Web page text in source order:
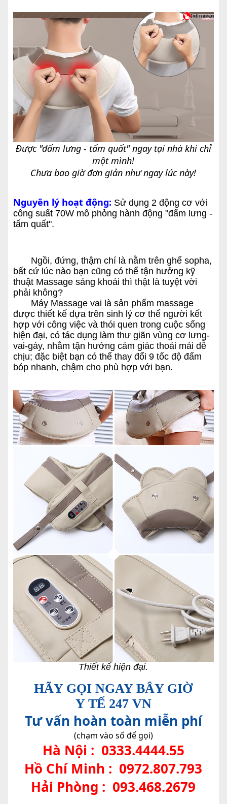
Được "đấm lưng - tẩm quất" ngay tại nhà khi chỉ
một mình!
Chưa bao giờ đơn giản như ngay lúc này!
Nguyên lý hoạt động: Sử dụng 2 động cơ với
công suất 70W mô phỏng hành động "đấm lưng -
tẩm quất".
Ngồi, đứng, thậm chí là nằm trên ghế sopha,
bất cứ lúc nào bạn cũng có thể tận hưởng kỹ
thuật Massage sảng khoái thì thật là tuyệt vời
phải không?
Máy Massage vai là sản phẩm massage
được thiết kế dựa trên sinh lý cơ thể người kết
hợp với công việc và thói quen trong cuộc sống
hiện đại, có tác dụng làm thư giãn vùng cơ lưng-
vai-gáy, nhằm tận hưởng cảm giác thoải mái dễ
chịu; đặc biệt bạn có thể thay đổi 9 tốc độ đấm
bóp nhanh, chậm cho phù hợp với bạn.
Thiết kế hiện đại.
HÃY GỌI NGAY BÂY GIỜ
Y TẾ 247 VN
Tư vấn hoàn toàn miễn phí
(chạm vào số để gọi)
Hà Nội : 0333.4444.55
Hồ Chí Minh : 0972.807.793
Hải Phòng : 093.468.2679